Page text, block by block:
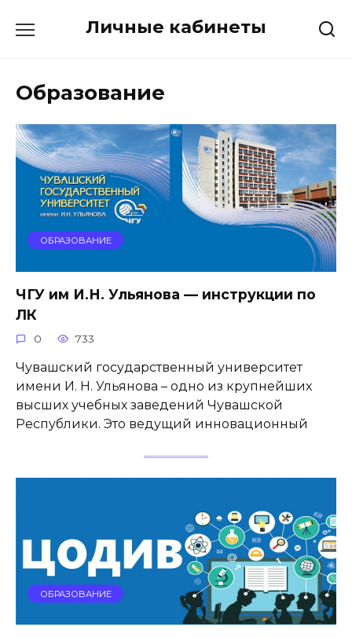
Личные кабинеты
Образование
ОБРАЗОВАНИЕ
ЧГУ им И.Н. Ульянова — инструкции по
ЛК
0 733
Чувашский государственный университет
имени И. Н. Ульянова – одно из крупнейших
высших учебных заведений Чувашской
Республики. Это ведущий инновационный
ОБРАЗОВАНИЕ